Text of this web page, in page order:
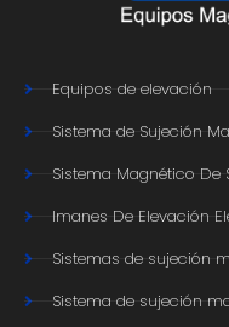
Equipos de elevación
Sistema de Sujeción
Sistema Magnético De
Imanes De Elevación
Sistemas de sujeción
Sistema de sujeción